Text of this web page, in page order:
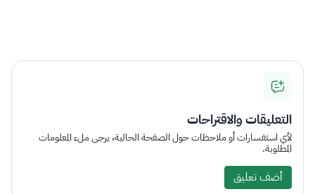
التعليقات والاقتراحات
لأي استفسارات أو ملاحظات حول الصفحة الحالية، يرجى ملء المعلومات
المطلوبة.
أضف تعليق